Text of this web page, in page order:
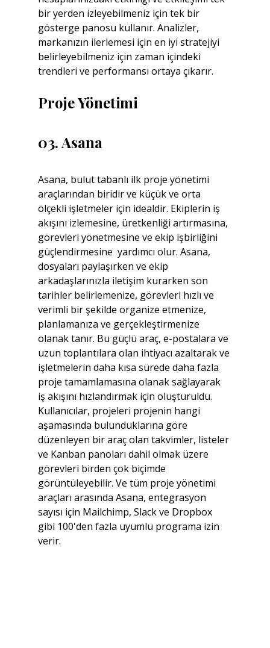
bir yerden izleyebilmeniz için tek bir
gösterge panosu kullanır. Analizler,
markanızın ilerlemesi için en iyi stratejiyi
belirleyebilmeniz için zaman içindeki
trendleri ve performansı ortaya çıkarır.
Proje Yönetimi
03. Asana
Asana, bulut tabanlı ilk proje yönetimi
araçlarından biridir ve küçük ve orta
ölçekli işletmeler için idealdir. Ekiplerin iş
akışını izlemesine, üretkenliği artırmasına,
görevleri yönetmesine ve ekip işbirliğini
güçlendirmesine  yardımcı olur. Asana,
dosyaları paylaşırken ve ekip
arkadaşlarınızla iletişim kurarken son
tarihler belirlemenize, görevleri hızlı ve
verimli bir şekilde organize etmenize,
planlamanıza ve gerçekleştirmenize
olanak tanır. Bu güçlü araç, e-postalara ve
uzun toplantılara olan ihtiyacı azaltarak ve
işletmelerin daha kısa sürede daha fazla
proje tamamlamasına olanak sağlayarak
iş akışını hızlandırmak için oluşturuldu.
Kullanıcılar, projeleri projenin hangi
aşamasında bulunduklarına göre
düzenleyen bir araç olan takvimler, listeler
ve Kanban panoları dahil olmak üzere
görevleri birden çok biçimde
görüntüleyebilir. Ve tüm proje yönetimi
araçları arasında Asana, entegrasyon
sayısı için Mailchimp, Slack ve Dropbox
gibi 100'den fazla uyumlu programa izin
verir.